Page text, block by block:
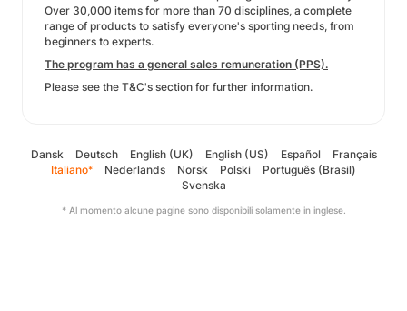
Over 30,000 items for more than 70 disciplines, a complete
range of products to satisfy everyone's sporting needs, from
beginners to experts.
The program has a general sales remuneration (PPS).
Please see the T&C's section for further information.
Dansk Deutsch English (UK) English (US) Español
Français
Italiano* Nederlands Norsk Polski
Português (Brasil)
Svenska
* Al momento alcune pagine sono disponibili solamente in inglese.